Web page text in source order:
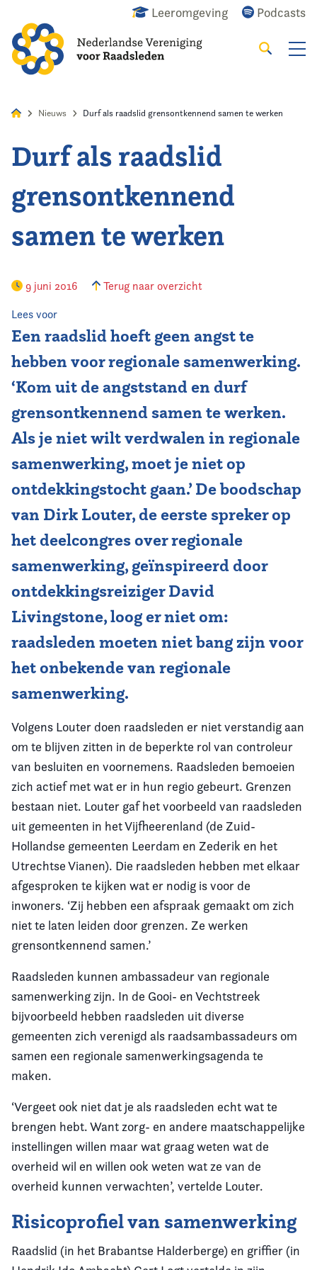
Leeromgeving Podcasts
Zoeken
Home
Agenda
Nieuws
Vereniging
Contact
Nieuws Durf als raadslid grensontkennend samen te werken
Durf als raadslid
grensontkennend
samen te werken
9 juni 2016 Terug naar overzicht
Lees voor
Een raadslid hoeft geen angst te
hebben voor regionale samenwerking.
‘Kom uit de angststand en durf
grensontkennend samen te werken.
Als je niet wilt verdwalen in regionale
samenwerking, moet je niet op
ontdekkingstocht gaan.’ De boodschap
van Dirk Louter, de eerste spreker op
het deelcongres over regionale
samenwerking, geïnspireerd door
ontdekkingsreiziger David
Livingstone, loog er niet om:
raadsleden moeten niet bang zijn voor
het onbekende van regionale
samenwerking.
Volgens Louter doen raadsleden er niet verstandig aan
om te blijven zitten in de beperkte rol van controleur
van besluiten en voornemens. Raadsleden bemoeien
zich actief met wat er in hun regio gebeurt. Grenzen
bestaan niet. Louter gaf het voorbeeld van raadsleden
uit gemeenten in het Vijfheerenland (de Zuid-
Hollandse gemeenten Leerdam en Zederik en het
Utrechtse Vianen). Die raadsleden hebben met elkaar
afgesproken te kijken wat er nodig is voor de
inwoners. ‘Zij hebben een afspraak gemaakt om zich
niet te laten leiden door grenzen. Ze werken
grensontkennend samen.’
Raadsleden kunnen ambassadeur van regionale
samenwerking zijn. In de Gooi- en Vechtstreek
bijvoorbeeld hebben raadsleden uit diverse
gemeenten zich verenigd als raadsambassadeurs om
samen een regionale samenwerkingsagenda te
maken.
‘Vergeet ook niet dat je als raadsleden echt wat te
brengen hebt. Want zorg- en andere maatschappelijke
instellingen willen maar wat graag weten wat de
overheid wil en willen ook weten wat ze van de
overheid kunnen verwachten’, vertelde Louter.
Risicoprofiel van samenwerking
Raadslid (in het Brabantse Halderberge) en griffier (in